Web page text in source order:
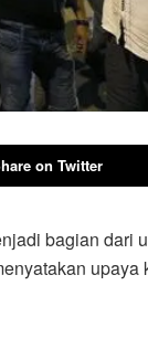
on Twitter
bagian dari
upaya